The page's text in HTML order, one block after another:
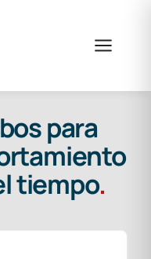
para
tiempo.